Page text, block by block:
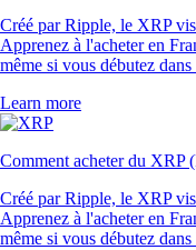
Créé par Ripple, le XRP
Apprenez à l'acheter en
même si vous débutez
Learn more
Comment acheter du XRP
Créé par Ripple, le XRP
Apprenez à l'acheter en
même si vous débutez